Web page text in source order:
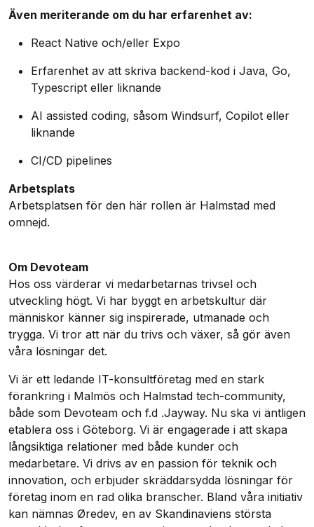
Även meriterande om du har erfarenhet av:
React Native och/eller Expo
Erfarenhet av att skriva backend-kod i Java, Go,
Typescript eller liknande
AI assisted coding, såsom Windsurf, Copilot eller
liknande
CI/CD pipelines
Arbetsplats
Arbetsplatsen för den här rollen är Halmstad med
omnejd.
Om Devoteam
Hos oss värderar vi medarbetarnas trivsel och
utveckling högt. Vi har byggt en arbetskultur där
människor känner sig inspirerade, utmanade och
trygga. Vi tror att när du trivs och växer, så gör även
våra lösningar det.
Vi är ett ledande IT-konsultföretag med en stark
förankring i Malmös och Halmstad tech-community,
både som Devoteam och f.d .Jayway. Nu ska vi äntligen
etablera oss i Göteborg. Vi är engagerade i att skapa
långsiktiga relationer med både kunder och
medarbetare. Vi drivs av en passion för teknik och
innovation, och erbjuder skräddarsydda lösningar för
företag inom en rad olika branscher. Bland våra initiativ
kan nämnas Øredev, en av Skandinaviens största